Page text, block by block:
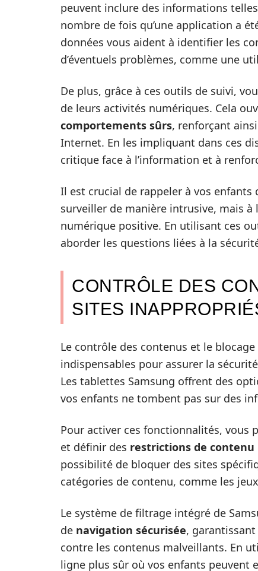
peuvent inclure des informations
nombre de fois qu’une application a
données vous aident à identifier les
d’éventuels problèmes, comme une
De plus, grâce à ces outils de suivi,
de leurs activités numériques. Cela
comportements sûrs, renforçant
Internet. En les impliquant dans ces
critique face à l’information et à
Il est crucial de rappeler à vos enfants
surveiller de manière intrusive, mais
numérique positive. En utilisant ces
aborder les questions liées à la
CONTRÔLE DES
SITES
Le contrôle des contenus et le
indispensables pour assurer la
Les tablettes Samsung offrent des
vos enfants ne tombent pas sur des
Pour activer ces fonctionnalités, vous
et définir des restrictions de contenu
possibilité de bloquer des sites
catégories de contenu, comme les
Le système de filtrage intégré de
de navigation sécurisée,
contre les contenus malveillants. En
ligne plus sûr où vos enfants peuvent